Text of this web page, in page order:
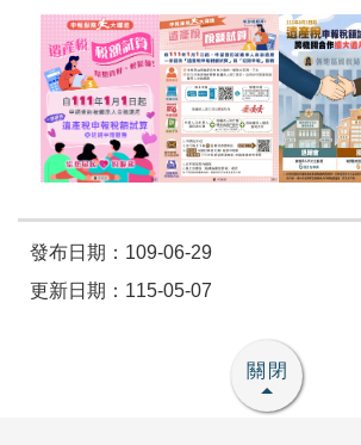
發布日期：109-06-29
更新日期：115-05-07
關閉